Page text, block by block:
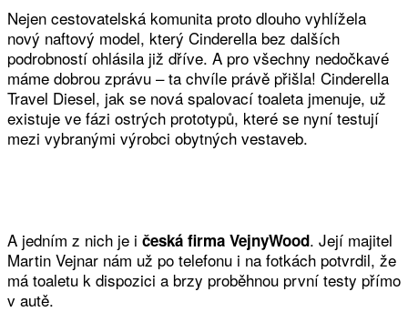
Nejen cestovatelská komunita proto dlouho vyhlížela
nový naftový model, který Cinderella bez dalších
podrobností ohlásila již dříve. A pro všechny nedočkavé
máme dobrou zprávu – ta chvíle právě přišla! Cinderella
Travel Diesel, jak se nová spalovací toaleta jmenuje, už
existuje ve fázi ostrých prototypů, které se nyní testují
mezi vybranými výrobci obytných vestaveb.
A jedním z nich je i česká firma VejnyWood. Její majitel
Martin Vejnar nám už po telefonu i na fotkách potvrdil, že
má toaletu k dispozici a brzy proběhnou první testy přímo
v autě.